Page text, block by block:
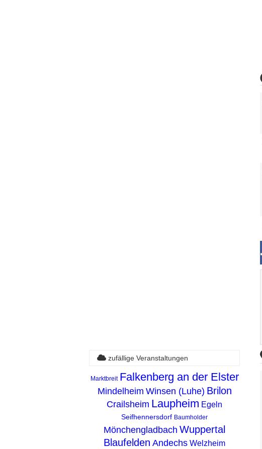
zufällige Veranstaltungen
Marktbreit Falkenberg an der Elster
Mindelheim Winsen (Luhe) Brilon
Crailsheim Laupheim Egeln
Seifhennersdorf Baumholder
Mönchengladbach Wuppertal
Blaufelden Andechs Welzheim